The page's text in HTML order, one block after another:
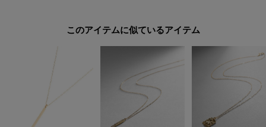
やお受けできない場合もございます。ショップリスト・連絡先はお取り扱い
Oggi 4月号 掲載
このアイテムに似ているアイテム